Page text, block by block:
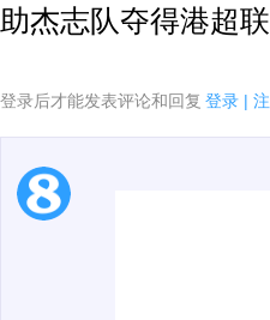
助杰志队夺得港超联
登录后才能发表评论和回复 登录 |
1.电脑端新用户